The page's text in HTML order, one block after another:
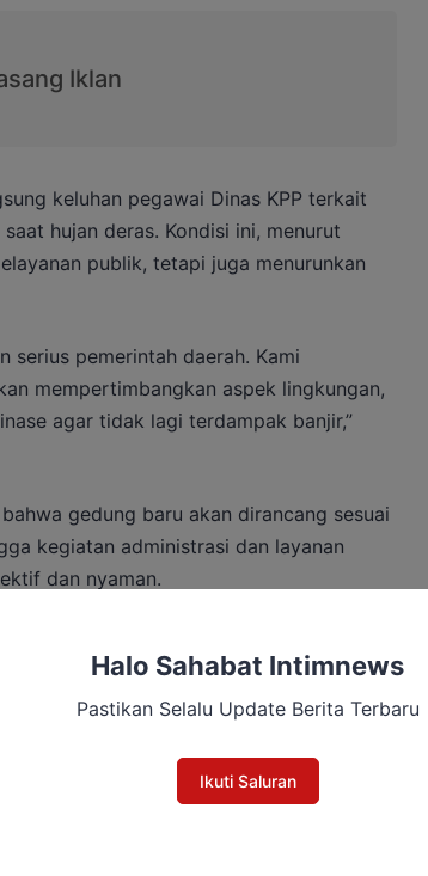
keluhan pegawai Dinas KPP terkait
hujan deras. Kondisi ini, menurut
publik, tetapi juga menurunkan
serius pemerintah daerah. Kami
mempertimbangkan aspek lingkungan,
agar tidak lagi terdampak banjir,”
gedung baru akan dirancang sesuai
kegiatan administrasi dan layanan
dan nyaman.
Barito Utara Perkuat Sinergi di Bulan
memberikan apresiasi kepada jajaran
menjaga ketahanan pangan daerah. Ia
Halo Sahabat Intimnews
Pastikan Selalu Update Berita Terbaru
Ikuti Saluran